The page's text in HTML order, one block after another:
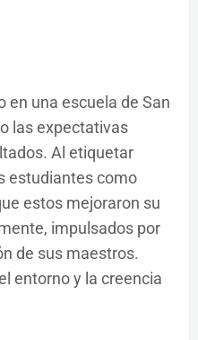
en una escuela de San
las expectativas
Al etiquetar
estudiantes como
estos mejoraron su
impulsados por
de sus maestros.
entorno y la creencia